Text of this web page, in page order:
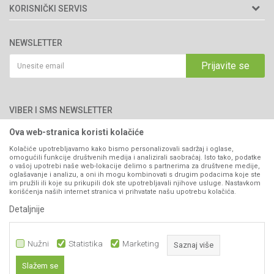
Matični broj: 11003826
76300 Bijeljina
066/44-99-00
O nama
Brendovi
Katalozi
Saradnja
Kontakt
KORISNIČKI SERVIS
Politika privatnosti
Kako kupiti
Isporuka
Pravo na odustajanje
Reklamacije
Povraćaj sredstava
Zamjena artikala
Plaćanje karticama
NEWSLETTER
Prijavite se
VIBER I SMS NEWSLETTER
PRATITE NAS
Ova web-stranica koristi kolačiće
Kolačiće upotrebljavamo kako bismo personalizovali sadržaj i oglase,
omogućili funkcije društvenih medija i analizirali saobraćaj. Isto tako, podatke
o vašoj upotrebi naše web-lokacije delimo s partnerima za društvene medije,
oglašavanje i analizu, a oni ih mogu kombinovati s drugim podacima koje ste
im pružili ili koje su prikupili dok ste upotrebljavali njihove usluge. Nastavkom
korišćenja naših internet stranica vi prihvatate našu upotrebu kolačića.
Detaljnije
Nužni Statistika Marketing Saznaj više
Slažem se